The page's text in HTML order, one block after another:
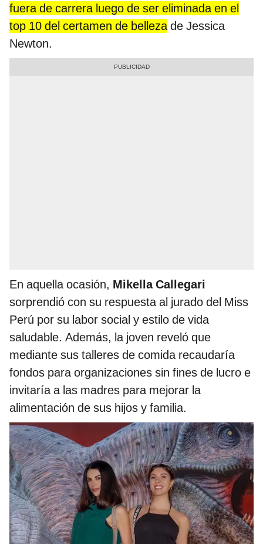
fuera de carrera luego de ser eliminada en el
top 10 del certamen de bellezade Jessica
Newton.
En aquella ocasión, Mikella Callegari
sorprendió con su respuesta al jurado del Miss
Perú por su labor social y estilo de vida
saludable. Además, la joven reveló que
mediante sus talleres de comida recaudaría
fondos para organizaciones sin fines de lucro e
invitaría a las madres para mejorar la
alimentación de sus hijos y familia.